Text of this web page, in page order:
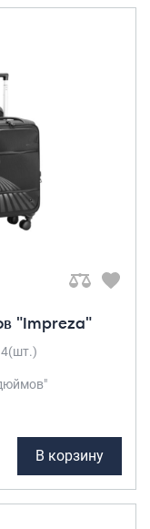
"Impreza"
4(шт.)
В корзину